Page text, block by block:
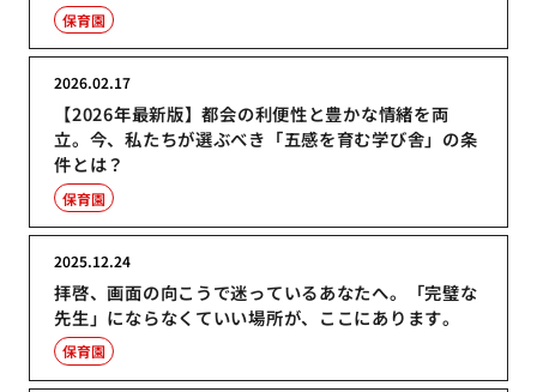
保育園
【2026年最新版】都会の利便性と豊かな情緒を両
立。今、私たちが選ぶべき「五感を育む学び舎」の条
件とは？
2026.02.17
保育園
拝啓、画面の向こうで迷っているあなたへ。「完璧な
先生」にならなくていい場所が、ここにあります。
2025.12.24
保育園